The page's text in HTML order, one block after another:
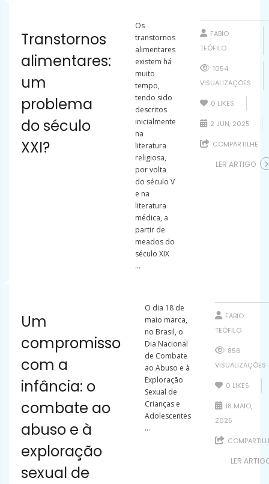
Transtornos
alimentares:
um
problema
do século
XXI?
Os
transtornos
alimentares
existem há
muito
tempo,
tendo sido
descritos
inicialmente
na
literatura
religiosa,
por volta
do século V
e na
literatura
médica, a
partir de
meados do
século XIX
...
FABIO
TEÓFILO
1054
VISUALIZAÇÕES
0 LIKES
2 JUN, 2025
COMPARTILHE
LER ARTIGO
Um
compromisso
com a
infância: o
combate ao
abuso e à
exploração
sexual de
O dia 18 de
maio marca,
no Brasil, o
Dia Nacional
de Combate
ao Abuso e à
Exploração
Sexual de
Crianças e
Adolescentes
...
FABIO
TEÓFILO
856
VISUALIZAÇÕES
0 LIKES
18 MAIO,
2025
LER